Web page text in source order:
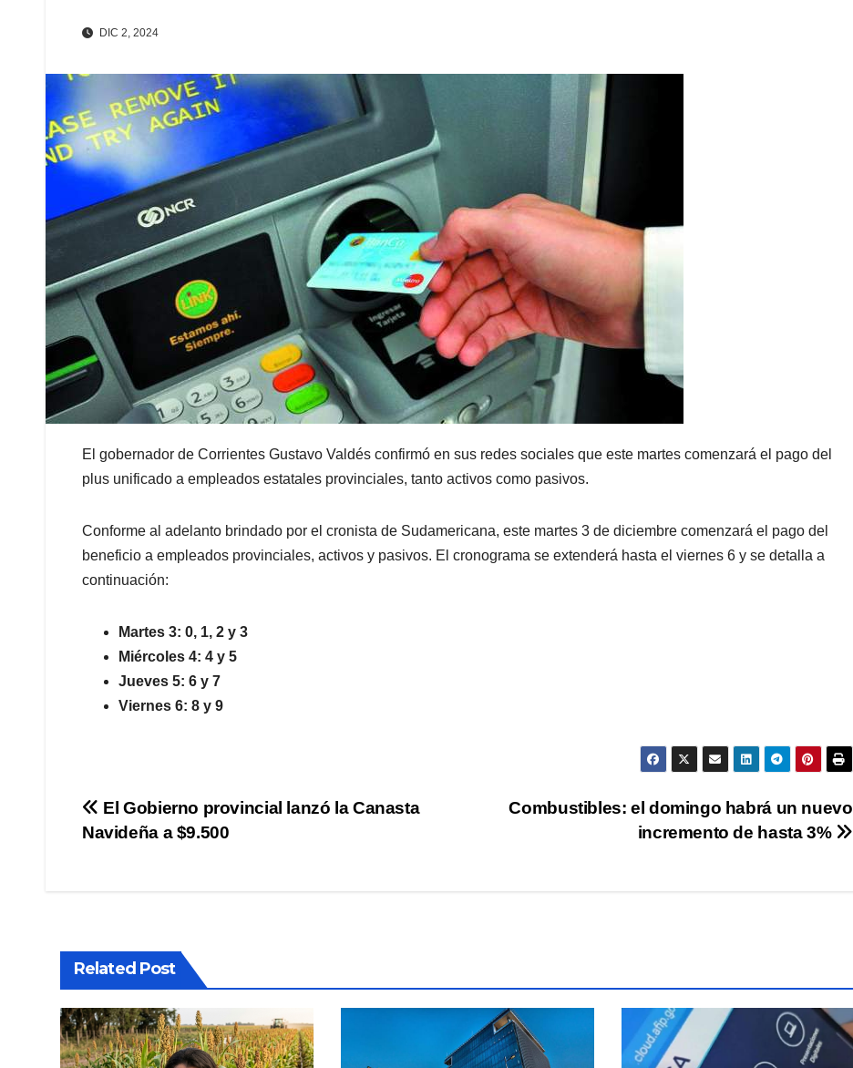
DIC 2, 2024
El gobernador de Corrientes Gustavo Valdés confirmó en sus redes sociales que este martes comenzará el pago del
plus unificado a empleados estatales provinciales, tanto activos como pasivos.
Conforme al adelanto brindado por el cronista de Sudamericana, este martes 3 de diciembre comenzará el pago del
beneficio a empleados provinciales, activos y pasivos. El cronograma se extenderá hasta el viernes 6 y se detalla a
continuación:
Martes 3: 0, 1, 2 y 3
Miércoles 4: 4 y 5
Jueves 5: 6 y 7
Viernes 6: 8 y 9
Navegación
Combustibles: el domingo habrá un nuevo
incremento de hasta 3%
El Gobierno provincial lanzó la Canasta
Navideña a $9.500
Related Post